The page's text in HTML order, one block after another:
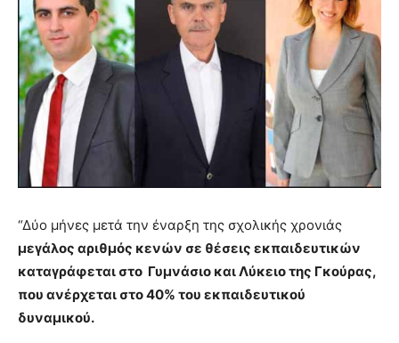
“Δύο μήνες μετά την έναρξη της σχολικής χρονιάς
μεγάλος αριθμός κενών σε θέσεις εκπαιδευτικών
καταγράφεται στο Γυμνάσιο και Λύκειο της Γκούρας,
που ανέρχεται στο 40% του εκπαιδευτικού
δυναμικού.